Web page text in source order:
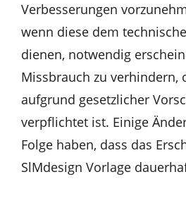
Verbesserungen
wenn diese dem
dienen, notwendig
Missbrauch zu verhindern,
aufgrund gesetzlicher
verpflichtet ist. Einige
Folge haben, dass das
SlMdesign Vorlage